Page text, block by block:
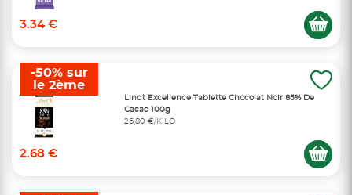
3.34 €
Lindt Excellence Tablette Chocolat Noir 85% De
Cacao 100g
26,80 €/KILO
2.68 €
-50% sur
le 2ème